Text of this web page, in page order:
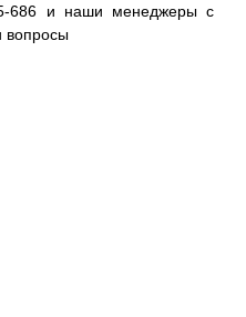
686 и наши менеджеры с
вопросы